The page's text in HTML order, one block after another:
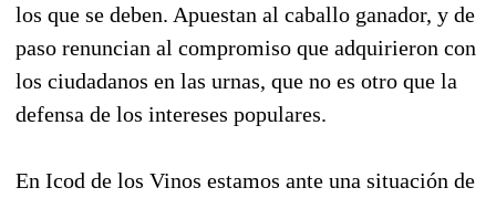
los que se deben. Apuestan al caballo ganador, y de
paso renuncian al compromiso que adquirieron con
los ciudadanos en las urnas, que no es otro que la
defensa de los intereses populares.
En Icod de los Vinos estamos ante una situación de